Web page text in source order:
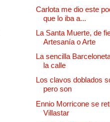
Carlota me dio este
que lo iba a...
La Santa Muerte, de
Artesanía o Arte
La sencilla
la calle
Los clavos doblados
pero son
Ennio Morricone se
Villastar